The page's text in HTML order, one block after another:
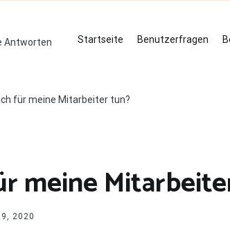
Antworten Startseite Benutzerfragen
für meine Mitarbeiter tun?
meine
2020